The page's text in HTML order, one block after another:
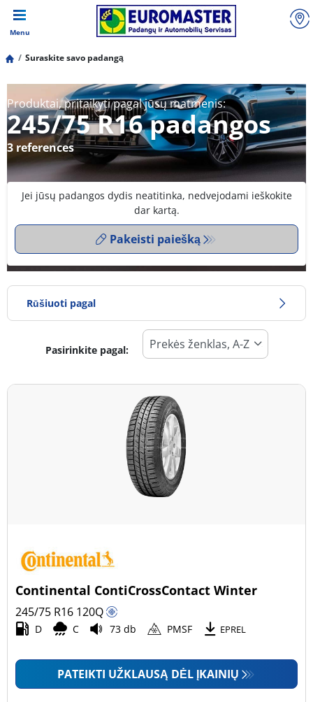
Menu
Suraskite savo padangą
Produktai, pritaikyti pagal jūsų matmenis:
245/75 R16 padangos
3 references
Jei jūsų padangos dydis neatitinka, nedvejodami ieškokite
dar kartą.
Pakeisti paiešką
Rūšiuoti pagal
Padangos tipas
Visi tipai (3)
Lengvasis automobilis (0)
Mažas sunkvežimis (0)
Motociklas (0)
Padanga sustiprintomis sienelėmis
Pasirinkite pagal:
Continental ContiCrossContact Winter
245/75 R16 120Q
D C 73 db PMSF EPREL
PATEIKTI UŽKLAUSĄ DĖL ĮKAINIŲ